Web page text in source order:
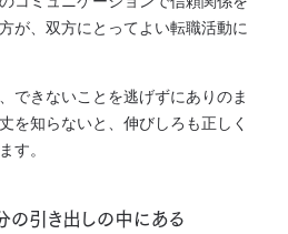
が、双方にとってよい転職活動に
できないことを逃げずにありのま
を知らないと、伸びしろも正しく
す。
の引き出しの中にある